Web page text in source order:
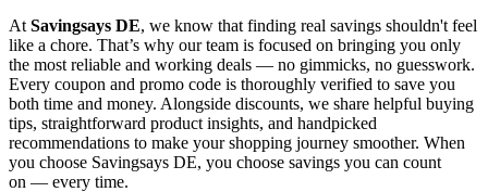
At Savingsays DE, we know that finding real savings shouldn't feel
like a chore. That’s why our team is focused on bringing you only
the most reliable and working deals — no gimmicks, no guesswork.
Every coupon and promo code is thoroughly verified to save you
both time and money. Alongside discounts, we share helpful buying
tips, straightforward product insights, and handpicked
recommendations to make your shopping journey smoother. When
you choose Savingsays DE, you choose savings you can count
on — every time.